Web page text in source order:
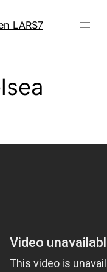
LARS7